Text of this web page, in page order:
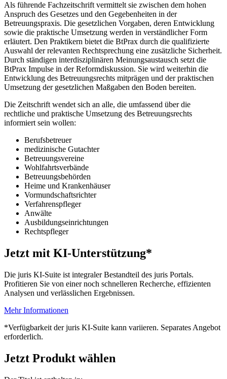
Als führende Fachzeitschrift vermittelt sie zwischen dem hohen
Anspruch des Gesetzes und den Gegebenheiten in der
Betreuungspraxis. Die gesetzlichen Vorgaben, deren Entwicklung
sowie die praktische Umsetzung werden in verständlicher Form
erläutert. Den Praktikern bietet die BtPrax durch die qualifizierte
Auswahl der relevanten Rechtsprechung eine zusätzliche Sicherheit.
Durch ständigen interdisziplinären Meinungsaustausch setzt die
BtPrax Impulse in der Reformdiskussion. Sie wird weiterhin die
Entwicklung des Betreuungsrechts mitprägen und der praktischen
Umsetzung der gesetzlichen Maßgaben den Boden bereiten.
Die Zeitschrift wendet sich an alle, die umfassend über die
rechtliche und praktische Umsetzung des Betreuungsrechts
informiert sein wollen:
Berufsbetreuer
medizinische Gutachter
Betreuungsvereine
Wohlfahrtsverbände
Betreuungsbehörden
Heime und Krankenhäuser
Vormundschaftsrichter
Verfahrenspfleger
Anwälte
Ausbildungseinrichtungen
Rechtspfleger
Jetzt mit KI-Unterstützung*
Die juris KI-Suite ist integraler Bestandteil des juris Portals.
Profitieren Sie von einer noch schnelleren Recherche, effizienten
Analysen und verlässlichen Ergebnissen.
Mehr Informationen
*Verfügbarkeit der juris KI-Suite kann variieren. Separates Angebot
erforderlich.
Jetzt Produkt wählen